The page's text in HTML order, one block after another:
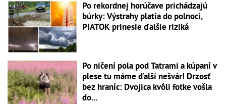
Po rekordnej horúčave prichádzajú
búrky: Výstrahy platia do polnoci,
PIATOK prinesie ďalšie riziká
Po ničení pola pod Tatrami a kúpaní v
plese tu máme ďalší nešvár! Drzosť
bez hraníc: Dvojica kvôli fotke vošla
do...